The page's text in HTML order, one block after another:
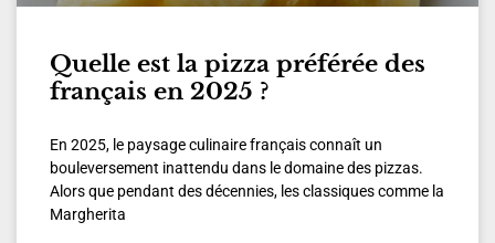
Quelle est la pizza préférée des
français en 2025 ?
En 2025, le paysage culinaire français connaît un
bouleversement inattendu dans le domaine des pizzas.
Alors que pendant des décennies, les classiques comme la
Margherita